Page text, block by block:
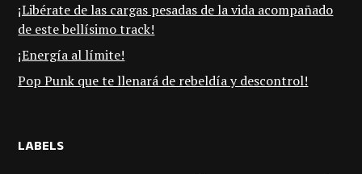
¡Libérate de las cargas pesadas de la vida acompañado
de este bellísimo track!
¡Energía al límite!
Pop Punk que te llenará de rebeldía y descontrol!
LABELS